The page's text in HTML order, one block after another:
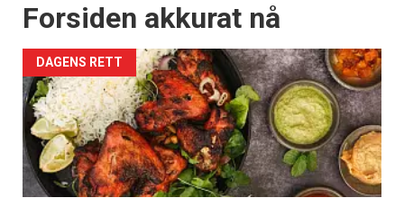
Forsiden akkurat nå
DAGENS RETT